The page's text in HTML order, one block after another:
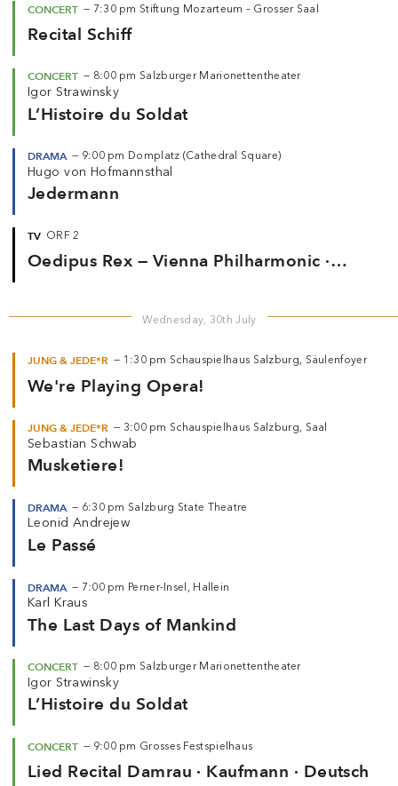
CONCERT — 7:30 pm Stiftung Mozarteum – Grosser Saal
Recital Schiff
CONCERT — 8:00 pm Salzburger Marionettentheater
Igor Strawinsky
L’Histoire du Soldat
DRAMA — 9:00 pm Domplatz (Cathedral Square)
Hugo von Hofmannsthal
Jedermann
TV ORF 2
Oedipus Rex — Vienna Philharmonic ·
Wednesday, 30th July
JUNG & JEDE*R — 1:30 pm Schauspielhaus Salzburg, Säulenfoyer
We're Playing Opera!
JUNG & JEDE*R — 3:00 pm Schauspielhaus Salzburg, Saal
Sebastian Schwab
Musketiere!
DRAMA — 6:30 pm Salzburg State Theatre
Leonid Andrejew
Le Passé
DRAMA — 7:00 pm Perner-Insel, Hallein
Karl Kraus
The Last Days of Mankind
CONCERT — 8:00 pm Salzburger Marionettentheater
Igor Strawinsky
L’Histoire du Soldat
CONCERT — 9:00 pm Grosses Festspielhaus
Lied Recital Damrau · Kaufmann · Deutsch